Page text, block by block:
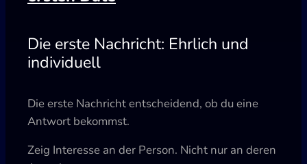
Die erste Nachricht: Ehrlich und
individuell
Die erste Nachricht entscheidend, ob du eine
Antwort bekommst.
Zeig Interesse an der Person. Nicht nur an deren